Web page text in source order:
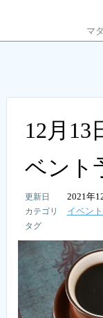
マ
12月
ベント
2021年
イベン